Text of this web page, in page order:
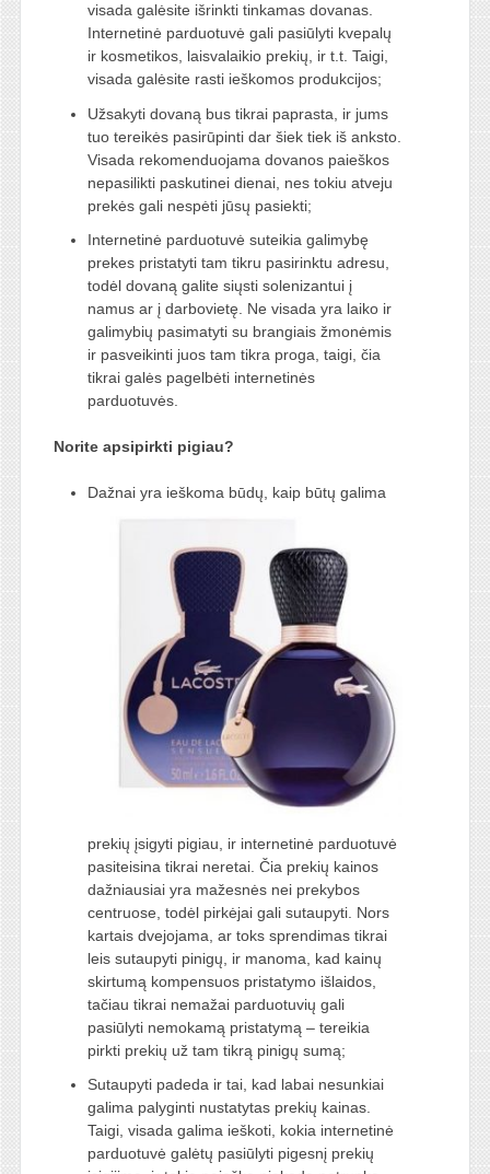
visada galėsite išrinkti tinkamas dovanas.
Internetinė parduotuvė gali pasiūlyti kvepalų
ir kosmetikos, laisvalaikio prekių, ir t.t. Taigi,
visada galėsite rasti ieškomos produkcijos;
Užsakyti dovaną bus tikrai paprasta, ir jums
tuo tereikės pasirūpinti dar šiek tiek iš anksto.
Visada rekomenduojama dovanos paieškos
nepasilikti paskutinei dienai, nes tokiu atveju
prekės gali nespėti jūsų pasiekti;
Internetinė parduotuvė suteikia galimybę
prekes pristatyti tam tikru pasirinktu adresu,
todėl dovaną galite siųsti solenizantui į
namus ar į darbovietę. Ne visada yra laiko ir
galimybių pasimatyti su brangiais žmonėmis
ir pasveikinti juos tam tikra proga, taigi, čia
tikrai galės pagelbėti internetinės
parduotuvės.
Norite apsipirkti pigiau?
Dažnai yra ieškoma būdų, kaip būtų galima
prekių įsigyti pigiau, ir internetinė parduotuvė
pasiteisina tikrai neretai. Čia prekių kainos
dažniausiai yra mažesnės nei prekybos
centruose, todėl pirkėjai gali sutaupyti. Nors
kartais dvejojama, ar toks sprendimas tikrai
leis sutaupyti pinigų, ir manoma, kad kainų
skirtumą kompensuos pristatymo išlaidos,
tačiau tikrai nemažai parduotuvių gali
pasiūlyti nemokamą pristatymą – tereikia
pirkti prekių už tam tikrą pinigų sumą;
Sutaupyti padeda ir tai, kad labai nesunkiai
galima palyginti nustatytas prekių kainas.
Taigi, visada galima ieškoti, kokia internetinė
parduotuvė galėtų pasiūlyti pigesnį prekių